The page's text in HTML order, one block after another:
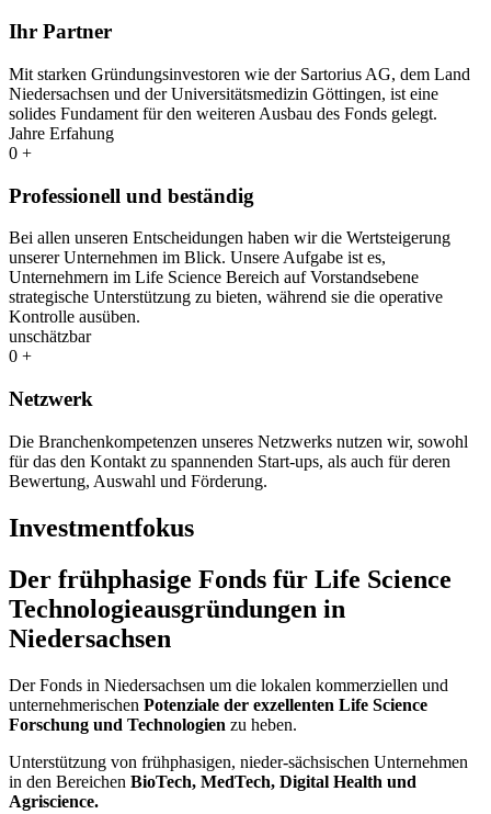
Ihr Partner
Mit starken Gründungsinvestoren wie der Sartorius AG, dem Land
Niedersachsen und der Universitätsmedizin Göttingen, ist eine
solides Fundament für den weiteren Ausbau des Fonds gelegt.
Jahre Erfahung
0 +
Professionell und beständig
Bei allen unseren Entscheidungen haben wir die Wertsteigerung
unserer Unternehmen im Blick. Unsere Aufgabe ist es,
Unternehmern im Life Science Bereich auf Vorstandsebene
strategische Unterstützung zu bieten, während sie die operative
Kontrolle ausüben.
unschätzbar
0 +
Netzwerk
Die Branchenkompetenzen unseres Netzwerks nutzen wir, sowohl
für das den Kontakt zu spannenden Start-ups, als auch für deren
Bewertung, Auswahl und Förderung.
Investmentfokus
Der frühphasige Fonds für Life Science
Technologieausgründungen in
Niedersachsen
Der Fonds in Niedersachsen um die lokalen kommerziellen und
unternehmerischen Potenziale der exzellenten Life Science
Forschung und Technologien zu heben.
Unterstützung von frühphasigen, nieder-sächsischen Unternehmen
in den Bereichen BioTech, MedTech, Digital Health und
Agriscience.